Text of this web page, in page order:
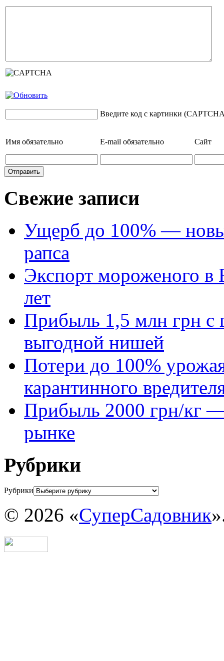
Введите код с картинки
Имя обязательно E-mail обязательно Сайт
Свежие записи
Ущерб до 100% —
рапса
Экспорт мороженого в
лет
Прибыль 1,5 млн грн с
выгодной нишей
Потери до 100%
карантинного
Прибыль 2000 грн/кг —
рынке
Рубрики
Рубрики
© 2026 «СуперСадовник